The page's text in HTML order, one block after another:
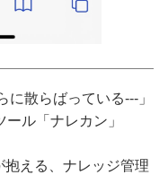
に散らばっている---」
ル「ナレカン」
抱える、ナレッジ管理